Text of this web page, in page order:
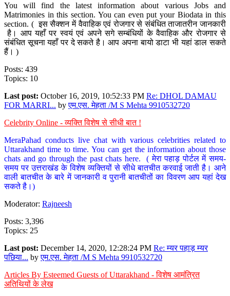
You will find the latest information about various Jobs and
Matrimonies in this section. You can even put your Biodata in this
section. ( इस सैक्शन में वैवाहिक एवं रोजगार से संबंधित ताजातरीन जानकारी
है। आप यहाँ पर स्वयं एवं अपने सगे सम्बंधियों के वैवाहिक और रोजगार से
संबंधित सूचना यहाँ पर दे सकते है। आप अपना बायो डाटा भी यहां डाल सकते
हैं। )
Posts: 439
Topics: 10
Last post: October 16, 2019, 10:52:33 PM Re: DHOL DAMAU
FOR MARRI... byएम.एस. मेहता /M S Mehta 9910532720
Celebrity Online - व्यक्ति विशेष से सीधी बात !
MeraPahad conducts live chat with various celebrities related to
Uttarakhand time to time. You can get the information about those
chats and go through the past chats here. ( मेरा पहाड़ पोर्टल में समय-
समय पर उत्तराखंड के विशेष व्यक्तियों से सीधे बातचीत करवाई जाती है। आने
वाली बातचीत के बारे में जानकारी व पुरानी बातचीतों का विवरण आप यहां देख
सकते है।)
Moderator: Rajneesh
Posts: 3,396
Topics: 25
Last post: December 14, 2020, 12:28:24 PM Re: म्यर पहाड़ म्यर
पछिया... byएम.एस. मेहता /M S Mehta 9910532720
Articles By Esteemed Guests of Uttarakhand - विशेष आमंत्रित
अतिथियों के लेख